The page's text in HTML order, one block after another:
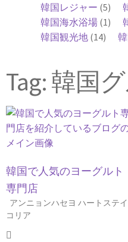
韓国レジャー (5)
韓国海水浴場 (1)
韓国観光地 (14)
Tag: 韓国
韓国で人気のヨーグルト
専門店
アンニョンハセヨ ハートステイ
コリア